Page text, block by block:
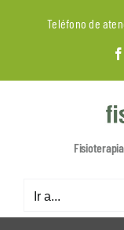
Teléfono de
Ir a...